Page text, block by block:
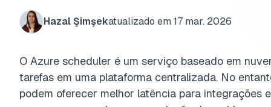
Hazal Şimşekatualizado em 17 mar. 2026
O Azure scheduler é um serviço baseado em
tarefas em uma plataforma centralizada. No
podem oferecer melhor latência para integrações